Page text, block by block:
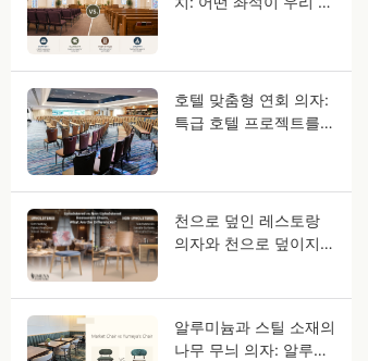
호텔 맞춤형 연회 의자:
특급 호텔 프로젝트를
천으로 덮인 레스토랑
의자와 천으로 덮이지
알루미늄과 스틸 소재의
나무 무늬 의자: 알루미